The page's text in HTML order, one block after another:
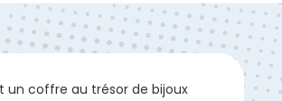
un coffre au trésor de bijoux